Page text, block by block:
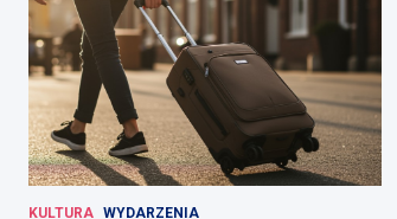
KULTURA WYDARZENIA